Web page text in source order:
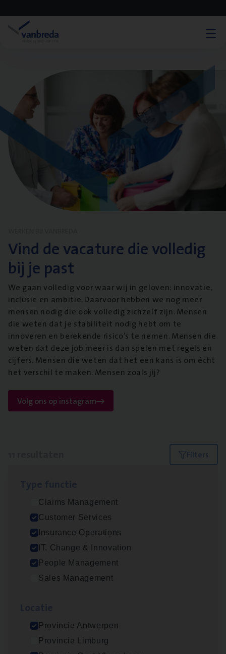
Vind de vacature die volledig
bij je past
We gaan volledig voor waar wij in geloven: innovatie,
inclusie en ambitie. Daarvoor hebben we nog meer
mensen nodig die ook volledig zichzelf zijn. Mensen
die weten dat je stabiliteit nodig hebt om te
innoveren en berekende risico’s te nemen. Mensen die
weten dat deze job meer is dan spelen met regels en
cijfers. Mensen die weten dat het een kans is om écht
het verschil te maken. Mensen zoals jij?
Volg ons op instagram
Filters
Claims Management
Customer Services
Insurance Operations
IT, Change & Innovation
People Management
Sales Management
Provincie Antwerpen
Provincie Limburg
Dos­sier­be­heer­der ver­ze­ke­rin­gen — Soci­al
Pro­fit en Public
Insurance Operations
Antwerpen
Insurance Operations
Beveren